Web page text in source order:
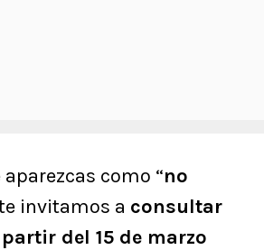
aparezcas como “no
te invitamos a consultar
del 15 de marzo